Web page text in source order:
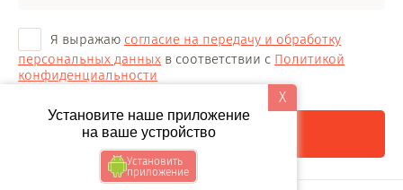
Я выражаю согласие на передачу и обработку
персональных данных в соответствии с Политикой
конфиденциальности
Отправить
X
Установите наше приложение
на ваше устройство
Установить
приложение